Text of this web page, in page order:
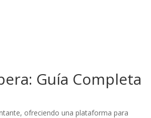
Guía Completa
ofreciendo una plataforma para